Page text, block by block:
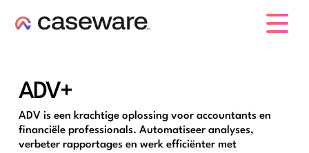
ADV+
ADV is een krachtige oplossing voor accountants en
financiële professionals. Automatiseer analyses,
verbeter rapportages en werk efficiënter met